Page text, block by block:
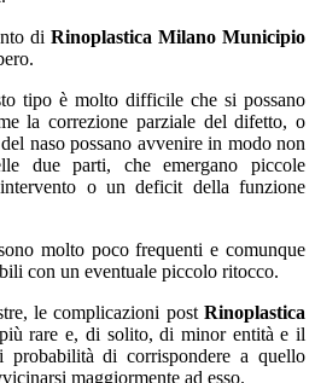
di Rinoplastica Milano Municipio
tipo è molto difficile che si possano
la correzione parziale del difetto, o
naso possano avvenire in modo non
due parti, che emergano piccole
o un deficit della funzione
molto poco frequenti e comunque
con un eventuale piccolo ritocco.
le complicazioni post Rinoplastica
rare e, di solito, di minor entità e il
probabilità di corrispondere a quello
maggiormente ad esso.